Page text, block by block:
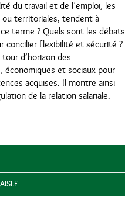
du travail et de l’emploi, les
ou territoriales, tendent à
terme ? Quels sont les débats
concilier flexibilité et sécurité ?
d’horizon des
et sociaux pour
acquises. Il montre ainsi
de la relation salariale.